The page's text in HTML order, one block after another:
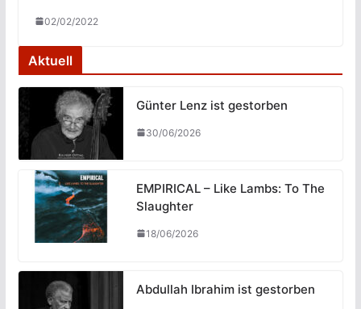
02/02/2022
Aktuell
Günter Lenz ist gestorben
30/06/2026
EMPIRICAL – Like Lambs: To The
Slaughter
18/06/2026
Abdullah Ibrahim ist gestorben